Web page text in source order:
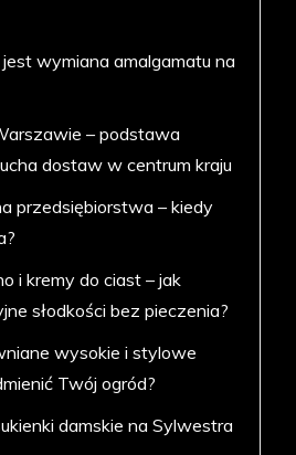
wymiana amalgamatu na
– podstawa
dostaw w centrum kraju
przedsiębiorstwa – kiedy
i kremy do ciast – jak
słodkości bez pieczenia?
wysokie i stylowe
Twój ogród?
damskie na Sylwestra